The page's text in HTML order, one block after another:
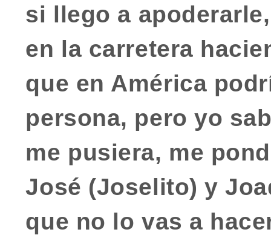
si llego a
en la carretera
que en América
persona, pero yo
me pusiera, me
José (Joselito) y
que no lo vas a